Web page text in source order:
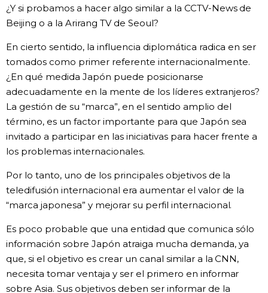
¿Y si probamos a hacer algo similar a la CCTV-News de
Beijing o a la Arirang TV de Seoul?
En cierto sentido, la influencia diplomática radica en ser
tomados como primer referente internacionalmente.
¿En qué medida Japón puede posicionarse
adecuadamente en la mente de los líderes extranjeros?
La gestión de su “marca”, en el sentido amplio del
término, es un factor importante para que Japón sea
invitado a participar en las iniciativas para hacer frente a
los problemas internacionales.
Por lo tanto, uno de los principales objetivos de la
teledifusión internacional era aumentar el valor de la
“marca japonesa” y mejorar su perfil internacional.
Es poco probable que una entidad que comunica sólo
información sobre Japón atraiga mucha demanda, ya
que, si el objetivo es crear un canal similar a la CNN,
necesita tomar ventaja y ser el primero en informar
sobre Asia. Sus objetivos deben ser informar de la